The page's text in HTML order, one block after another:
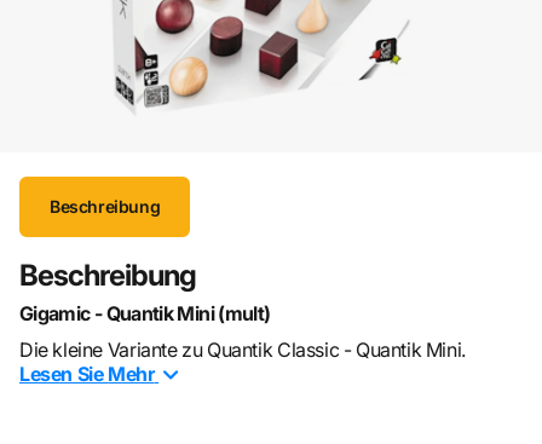
Beschreibung
Beschreibung
Gigamic - Quantik Mini (mult)
Die kleine Variante zu Quantik Classic - Quantik Mini.
Lesen Sie Mehr